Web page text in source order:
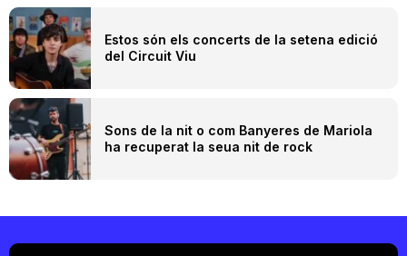
Estos són els concerts de la setena edició
del Circuit Viu
Sons de la nit o com Banyeres de Mariola
ha recuperat la seua nit de rock